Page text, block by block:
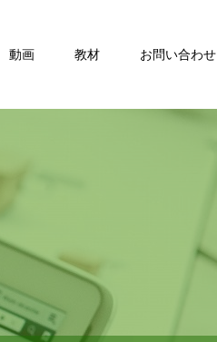
動画 教材 お問い合わせ